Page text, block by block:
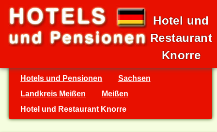
Hotel und
Restaurant
Knorre
Hotels und Pensionen
Sachsen
Landkreis Meißen
Meißen
Hotel und Restaurant Knorre